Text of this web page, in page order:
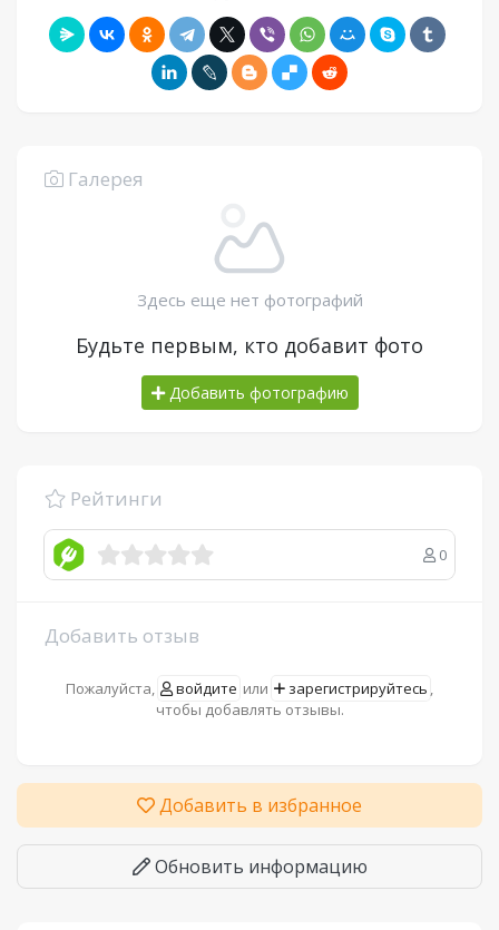
Галерея
Здесь еще нет фотографий
Будьте первым, кто добавит фото
Добавить фотографию
Рейтинги
0
Добавить отзыв
Пожалуйста, войдите или зарегистрируйтесь ,
чтобы добавлять отзывы.
Добавить в избранное
Обновить информацию